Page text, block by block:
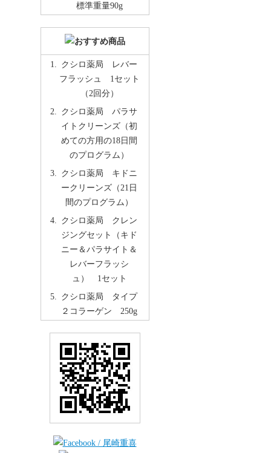
標準重量90g
クシロ薬局 レバー
フラッシュ 1セット
（2回分）
クシロ薬局 パラサ
イトクリーンズ（初
めての方用の18日間
のプログラム）
クシロ薬局 キドニ
ークリーンズ（21日
間のプログラム）
クシロ薬局 クレン
ジングセット（キド
ニー＆パラサイト＆
レバーフラッシ
ュ） 1セット
クシロ薬局 タイプ
２コラーゲン 250g